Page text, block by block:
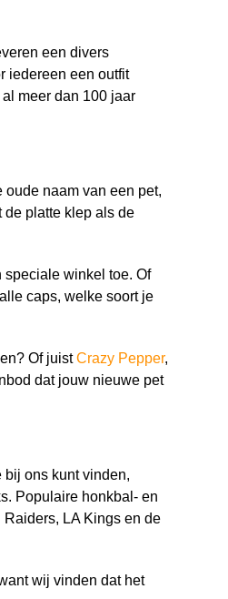
een divers
iedereen een outfit
meer dan 100 jaar
oude naam van een pet,
de platte klep als de
speciale winkel toe. Of
caps, welke soort je
Of juistCrazy Pepper,
dat jouw nieuwe pet
bij ons kunt vinden,
Populaire honkbal- en
LA Kings en de
wij vinden dat het